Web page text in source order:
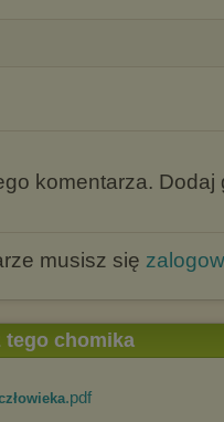
komentarza. Dodaj
musisz się
tego chomika
.pdf